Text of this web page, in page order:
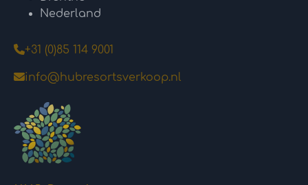
Nederland
+31 (0)85 114 9001
info@hubresortsverkoop.nl